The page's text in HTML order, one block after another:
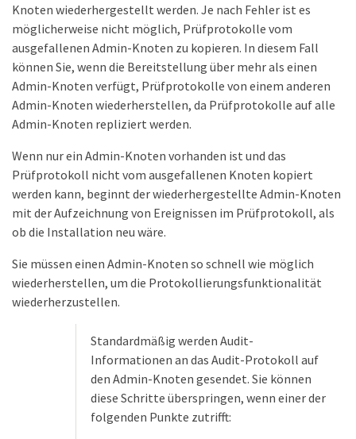
Knoten wiederhergestellt werden. Je nach Fehler ist es
möglicherweise nicht möglich, Prüfprotokolle vom
ausgefallenen Admin-Knoten zu kopieren. In diesem Fall
können Sie, wenn die Bereitstellung über mehr als einen
Admin-Knoten verfügt, Prüfprotokolle von einem anderen
Admin-Knoten wiederherstellen, da Prüfprotokolle auf alle
Admin-Knoten repliziert werden.
Wenn nur ein Admin-Knoten vorhanden ist und das
Prüfprotokoll nicht vom ausgefallenen Knoten kopiert
werden kann, beginnt der wiederhergestellte Admin-Knoten
mit der Aufzeichnung von Ereignissen im Prüfprotokoll, als
ob die Installation neu wäre.
Sie müssen einen Admin-Knoten so schnell wie möglich
wiederherstellen, um die Protokollierungsfunktionalität
wiederherzustellen.
Standardmäßig werden Audit-
Informationen an das Audit-Protokoll auf
den Admin-Knoten gesendet. Sie können
diese Schritte überspringen, wenn einer der
folgenden Punkte zutrifft: